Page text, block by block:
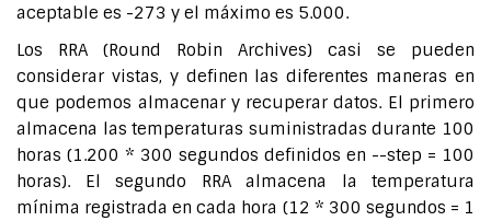
aceptable es -273 y el máximo es 5.000.
Los RRA (Round Robin Archives) casi se pueden
considerar vistas, y definen las diferentes maneras en
que podemos almacenar y recuperar datos. El primero
almacena las temperaturas suministradas durante 100
horas (1.200 * 300 segundos definidos en --step = 100
horas). El segundo RRA almacena la temperatura
mínima registrada en cada hora (12 * 300 segundos = 1